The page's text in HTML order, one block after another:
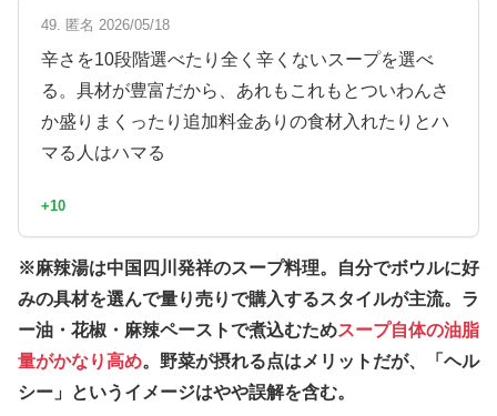
49. 匿名 2026/05/18
辛さを10段階選べたり全く辛くないスープを選べ
る。具材が豊富だから、あれもこれもとついわんさ
か盛りまくったり追加料金ありの食材入れたりとハ
マる人はハマる
+10
※麻辣湯は中国四川発祥のスープ料理。自分でボウルに好
みの具材を選んで量り売りで購入するスタイルが主流。ラ
ー油・花椒・麻辣ペーストで煮込むためスープ自体の油脂
量がかなり高め。野菜が摂れる点はメリットだが、「ヘル
シー」というイメージはやや誤解を含む。